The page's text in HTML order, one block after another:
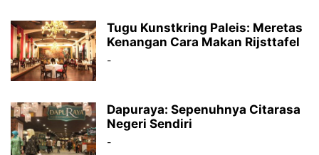
Tugu Kunstkring Paleis: Meretas
Kenangan Cara Makan Rijsttafel
-
Dapuraya: Sepenuhnya Citarasa
Negeri Sendiri
-